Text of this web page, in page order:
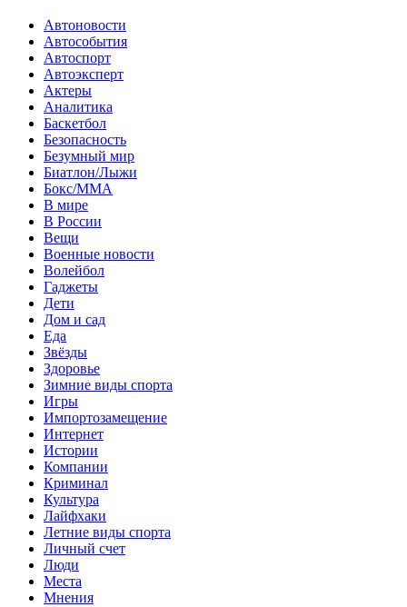
Автоновости
Автособытия
Автоспорт
Автоэксперт
Актеры
Аналитика
Баскетбол
Безопасность
Безумный мир
Биатлон/Лыжи
Бокс/MMA
В мире
В России
Вещи
Военные новости
Волейбол
Гаджеты
Дети
Дом и сад
Еда
Звёзды
Здоровье
Зимние виды спорта
Игры
Импортозамещение
Интернет
Истории
Компании
Криминал
Культура
Лайфхаки
Летние виды спорта
Личный счет
Люди
Места
Мнения